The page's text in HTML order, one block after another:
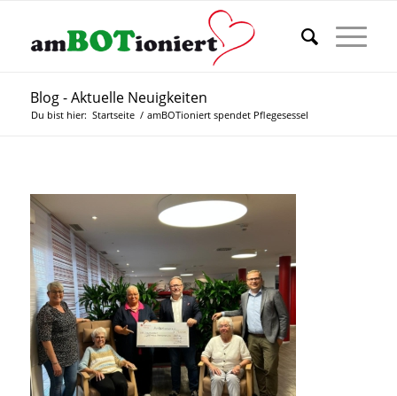
Blog - Aktuelle Neuigkeiten
Du bist hier: Startseite / amBOTioniert spendet Pflegesessel